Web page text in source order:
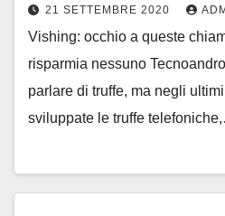
21 SETTEMBRE 2020
Vishing: occhio a queste
risparmia nessuno
parlare di truffe, ma negli
sviluppate le truffe